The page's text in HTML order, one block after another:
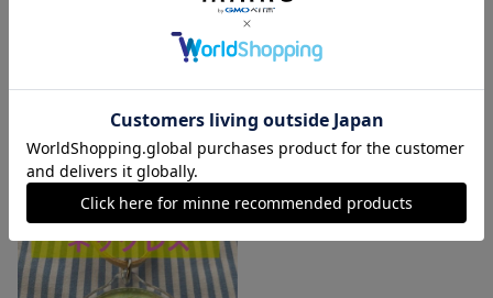
芝生 丸型 ジオラマ 12cm フィギュア ミニチュア
展示中
展示中